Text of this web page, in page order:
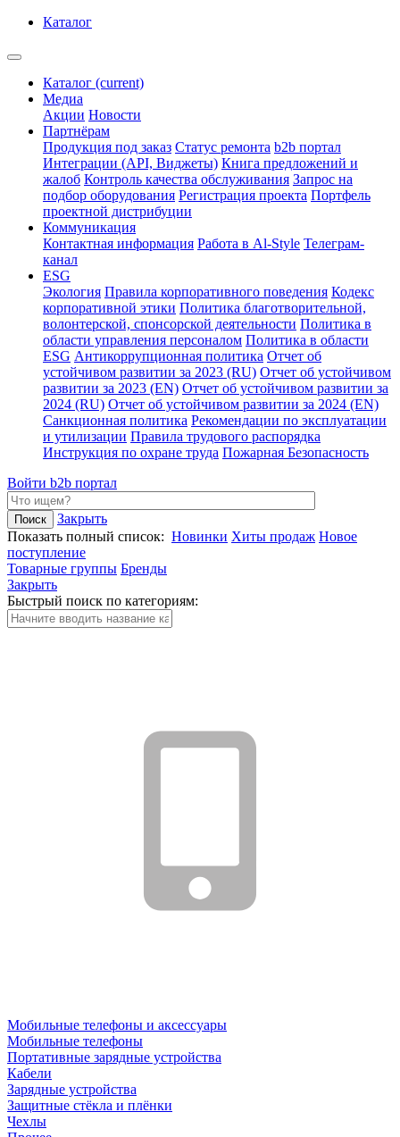
Каталог
Каталог (current)
Медиа
Акции Новости
Партнёрам
Продукция под заказ Статус ремонта b2b портал
Интеграции (API, Виджеты) Книга предложений и
жалоб Контроль качества обслуживания Запрос на
подбор оборудования Регистрация проекта Портфель
проектной дистрибуции
Коммуникация
Контактная информация Работа в Al-Style Телеграм-
канал
ESG
Экология Правила корпоративного поведения Кодекс
корпоративной этики Политика благотворительной,
волонтерской, спонсорской деятельности Политика в
области управления персоналом Политика в области
ESG Антикоррупционная политика Отчет об
устойчивом развитии за 2023 (RU) Отчет об устойчивом
развитии за 2023 (EN) Отчет об устойчивом развитии за
2024 (RU) Отчет об устойчивом развитии за 2024 (EN)
Санкционная политика Рекомендации по эксплуатации
и утилизации Правила трудового распорядка
Инструкция по охране труда Пожарная Безопасность
Войти b2b портал
Закрыть
Показать полный список: Новинки Хиты продаж Новое
поступление
Товарные группы Бренды
Закрыть
Быстрый поиск по категориям:
Мобильные телефоны и аксессуары
Мобильные телефоны
Портативные зарядные устройства
Кабели
Зарядные устройства
Защитные стёкла и плёнки
Чехлы